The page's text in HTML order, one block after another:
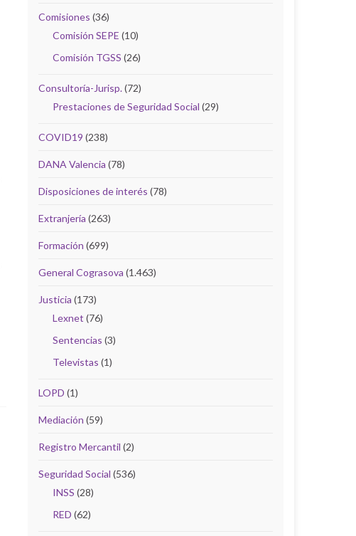
Comisiones (36)
Comisión SEPE (10)
Comisión TGSS (26)
Consultoría-Jurisp.(72)
Prestaciones de Seguridad Social (29)
COVID19 (238)
DANA Valencia (78)
Disposiciones de interés (78)
Extranjería (263)
Formación (699)
General Cograsova (1.463)
Justicia (173)
Lexnet (76)
Sentencias (3)
Televistas (1)
LOPD (1)
Mediación (59)
Registro Mercantil (2)
Seguridad Social (536)
INSS (28)
RED (62)